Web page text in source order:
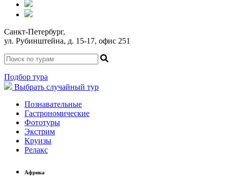
Санкт-Петербург,
ул. Рубинштейна, д. 15-17, офис 251
Подбор тура
Выбрать случайный тур
Познавательные
Гастрономические
Фототуры
Экстрим
Круизы
Релакс
Африка